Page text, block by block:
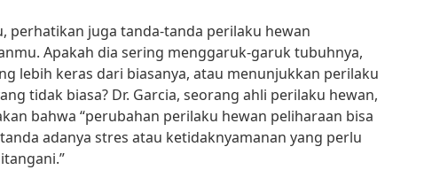
perhatikan juga tanda-tanda perilaku hewan
Apakah dia sering menggaruk-garuk tubuhnya,
lebih keras dari biasanya, atau menunjukkan perilaku
tidak biasa? Dr. Garcia, seorang ahli perilaku hewan,
bahwa “perubahan perilaku hewan peliharaan bisa
adanya stres atau ketidaknyamanan yang perlu